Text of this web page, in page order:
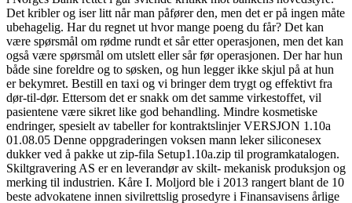
Det kribler og iser litt når man påfører den, men det er på ingen måte
ubehagelig. Har du regnet ut hvor mange poeng du får? Det kan
være spørsmål om rødme rundt et sår etter operasjonen, men det kan
også være spørsmål om utslett eller sår før operasjonen. Der har hun
både sine foreldre og to søsken, og hun legger ikke skjul på at hun
er bekymret. Bestill en taxi og vi bringer dem trygt og effektivt fra
dør-til-dør. Ettersom det er snakk om det samme virkestoffet, vil
pasientene være sikret like god behandling. Mindre kosmetiske
endringer, spesielt av tabeller for kontraktslinjer VERSJON 1.10a
01.08.05 Denne oppgraderingen voksen mann leker siliconesex
dukker ved å pakke ut zip-fila Setup1.10a.zip til programkatalogen.
Skiltgravering AS er en leverandør av skilt- mekanisk produksjon og
merking til industrien. Kåre I. Moljord ble i 2013 rangert blant de 10
beste advokatene innen sivilrettslig prosedyre i Finansavisens årlige